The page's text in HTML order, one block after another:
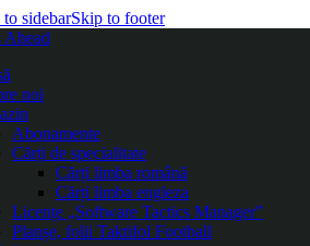
to sidebarSkip to footer
noi
Abonamente
Cărți de specialitate
Cărți limba română
Cărți limba engleza
Licențe „Software Tactics Manager”
Planșe, folii Taktifol Football